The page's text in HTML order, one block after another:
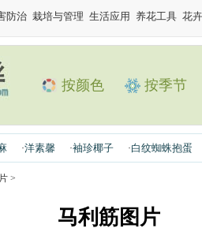
防治 栽培与管理 生活应用 养花工具 花
按颜色 按季节
·洋素馨 ·袖珍椰子 ·白纹蜘蛛抱蛋
>
马利筋图片